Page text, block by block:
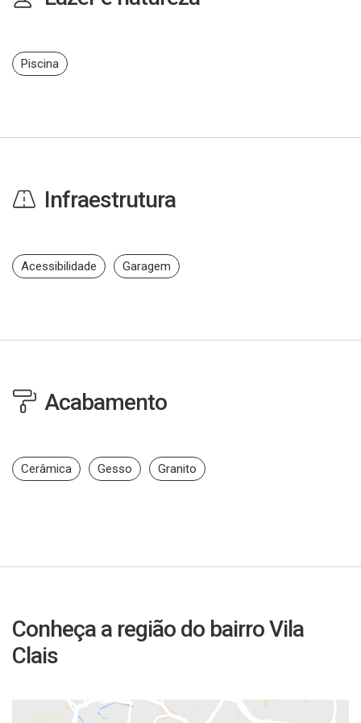
Piscina
Infraestrutura
Acessibilidade Garagem
Acabamento
Cerâmica Gesso Granito
Conheça a região do bairro Vila
Clais